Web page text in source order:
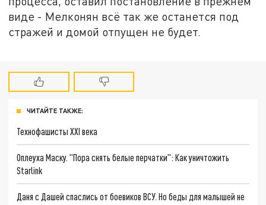
виде - Мелконян всё так же останется под
стражей и домой отпущен не будет.
ЧИТАЙТЕ ТАКЖЕ:
Технофашисты XXI века
Оплеуха Маску. "Пора снять белые перчатки": Как уничтожить
Starlink
Даня с Дашей спаслись от боевиков ВСУ. Но беды для малышей не